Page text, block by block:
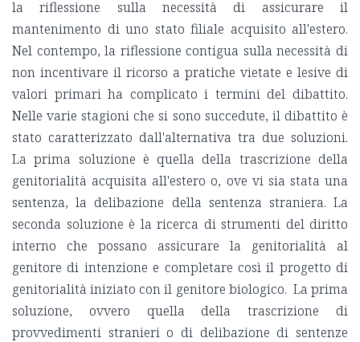
la riflessione sulla necessità di assicurare il
mantenimento di uno stato filiale acquisito all'estero.
Nel contempo, la riflessione contigua sulla necessità di
non incentivare il ricorso a pratiche vietate e lesive di
valori primari ha complicato i termini del dibattito.
Nelle varie stagioni che si sono succedute, il dibattito è
stato caratterizzato dall'alternativa tra due soluzioni.
La prima soluzione è quella della trascrizione della
genitorialità acquisita all'estero o, ove vi sia stata una
sentenza, la delibazione della sentenza straniera. La
seconda soluzione è la ricerca di strumenti del diritto
interno che possano assicurare la genitorialità al
genitore di intenzione e completare così il progetto di
genitorialità iniziato con il genitore biologico. La prima
soluzione, ovvero quella della trascrizione di
provvedimenti stranieri o di delibazione di sentenze